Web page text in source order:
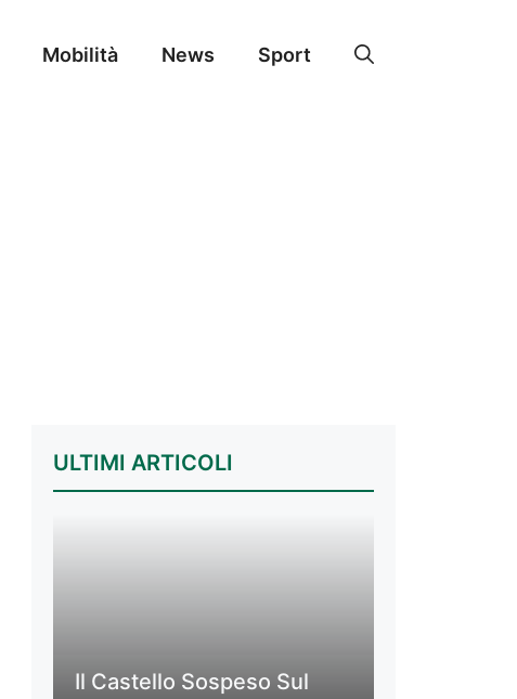
Mobilità News Sport
ULTIMI ARTICOLI
Il Castello Sospeso Sul